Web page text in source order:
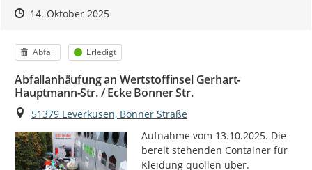
Zeitpunkt des Erstellens
Zeitpunkt des Erstellens
14. Oktober 2025Zur Äußerung
Kategorie
Abfall Status
Erledigt
Abfallanhäufung an Wertstoffinsel Gerhart-
Hauptmann-Str. / Ecke Bonner Str.
Ort
51379 Leverkusen, Bonner Straße
Aufnahme vom 13.10.2025. Die
bereit stehenden Container für
Kleidung quollen über.